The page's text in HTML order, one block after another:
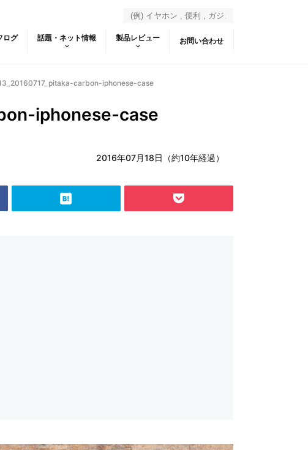
ログ 話題・ネット情報 製品レビュー お問い合わせ
carbon-iphonese-case
iphonese-case
2016年07月18日（約10年経過）